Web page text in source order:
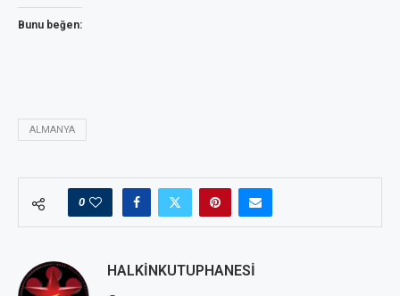
Bunu beğen:
ALMANYA
0
HALKINKUTUPHANESI